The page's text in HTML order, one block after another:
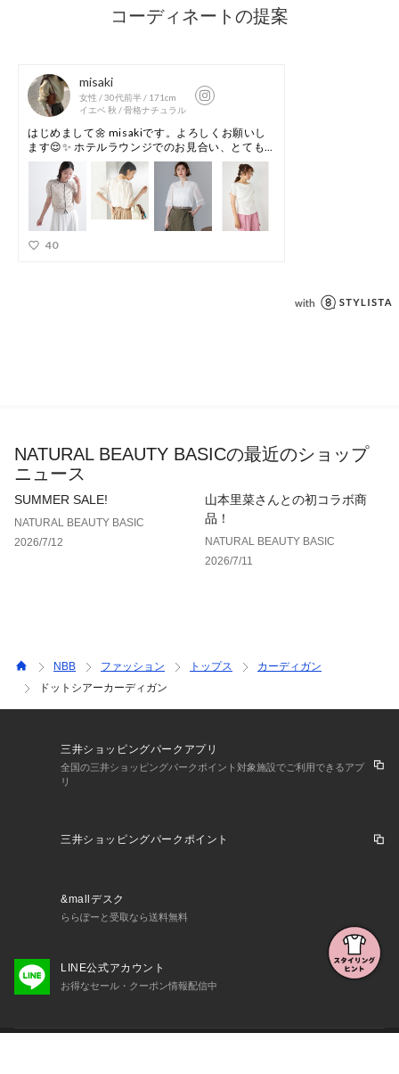
像をご参照ください。
NATURAL BEAUTY BASICの最近のショップ
ニュース
SUMMER SALE!
NATURAL BEAUTY BASIC
2026/7/12
山本里菜さんとの初コラボ商
品！
NATURAL BEAUTY BASIC
2026/7/11
NBB ファッション トップス
カーディガン
ドットシアーカーディガン
三井ショッピングパークアプリ
全国の三井ショッピングパークポイント対象施設でご利用できるアプ
リ
三井ショッピングパークポイント
&mallデスク
ららぽーと受取なら送料無料
LINE公式アカウント
お得なセール・クーポン情報配信中